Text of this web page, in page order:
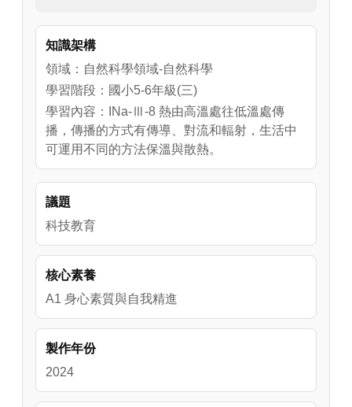
馬上跟著伯源哥哥一起去一探究竟吧！
【本單元配合教材】
康軒六上 2 熱對物質的影響、南一六上 2 熱和
我們的生活、翰林五上 3 熱對物質的影響
知識架構
領域：自然科學領域-自然科學
學習階段：國小5-6年級(三)
學習內容：INa-Ⅲ-8 熱由高溫處往低溫處傳
播，傳播的方式有傳導、對流和輻射，生活中
可運用不同的方法保溫與散熱。
議題
科技教育
核心素養
A1 身心素質與自我精進
製作年份
2024